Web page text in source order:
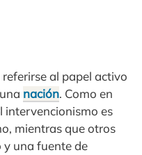
al papel activo
nación. Como en
intervencionismo es
mientras que otros
y una fuente de